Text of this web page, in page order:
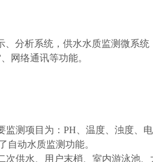
分析系统，供水水质监测微系统
网络通讯等功能。
测项目为：PH、温度、浊度、电
自动水质监测功能。
供水、用户末梢、室内游泳池